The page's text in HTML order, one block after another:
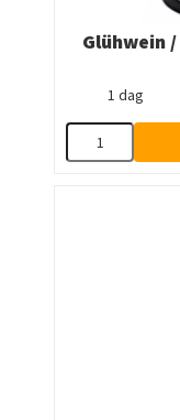
Glühwein
1 dag